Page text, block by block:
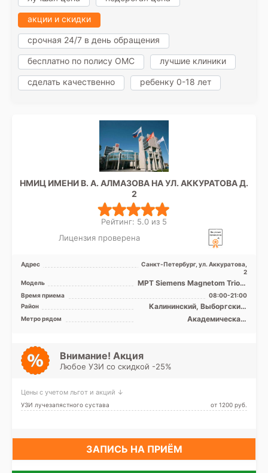
акции и скидки
срочная 24/7 в день обращения
бесплатно по полису ОМС лучшие клиники
сделать качественно ребенку 0-18 лет
НМИЦ ИМЕНИ В. А. АЛМАЗОВА НА УЛ. АККУРАТОВА Д.
2
Рейтинг: 5.0 из 5
Лицензия проверена
Адрес
Санкт-Петербург, ул. Аккуратова,
2
Модель
МРТ Siemens Magnetom Trio A
Tim 3Т, МРТ Siemens
Magnetom Espree 1.5 за ...
Время приема
08:00-21:00
Район
Калининский, Выборгский,
Кронштадтский, Курортный,
Петроградский, Приморский,
Метро рядом
Академическая,
Мужества, Политехническая,
Внимание! Акция
Любое УЗИ со скидкой -25%
Цены с учетом льгот и акций ↓
УЗИ лучезапястного сустава от 1200 pуб.
ЗАПИСЬ НА ПРИЁМ